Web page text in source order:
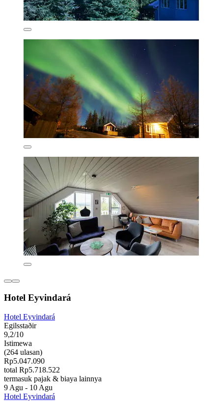
Hotel Eyvindará
Hotel Eyvindará
Egilsstaðir
9,2/10
Istimewa
(264 ulasan)
Rp5.047.090
total Rp5.718.522
termasuk pajak & biaya lainnya
9 Agu - 10 Agu
Hotel Eyvindará